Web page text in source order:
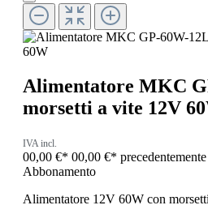
Alimentatore MKC
morsetti a vite 12V
IVA incl.
00,00 €* 00,00 €*
Abbonamento
Alimentatore 12V 60W con